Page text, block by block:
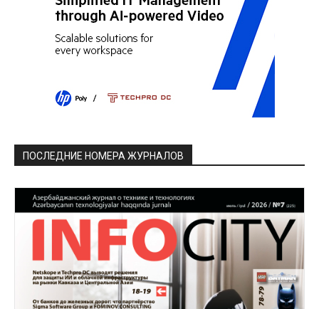
ПОСЛЕДНИЕ НОМЕРА ЖУРНАЛОВ